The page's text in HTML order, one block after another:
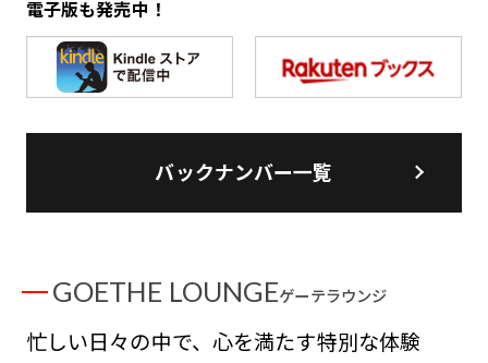
電子版も発売中！
バックナンバー一覧
GOETHE LOUNGEゲーテラウンジ
忙しい日々の中で、心を満たす特別な体験